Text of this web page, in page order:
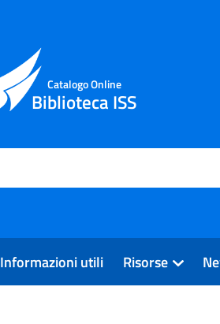
Catalogo Online
Biblioteca ISS
Informazioni utili Risorse